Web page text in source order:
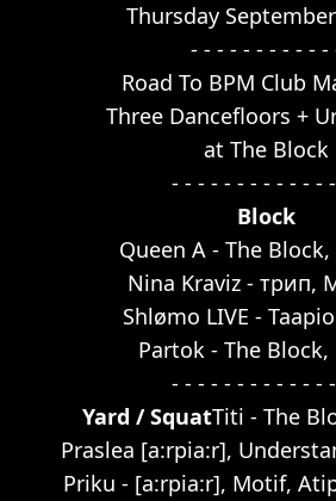
Thursday
- - - - - - - - - - -
Road To BPM Club
Three Dancefloors +
at The Block
- - - - - - - - - - - -
Block
Queen A - The Block,
Nina Kraviz - трип,
Shlømo LIVE -
Partok - The
- - - - - - - - - - - -
Yard / SquatTiti - The
Praslea [a:rpia:r],
Priku - [a:rpia:r], Motif,